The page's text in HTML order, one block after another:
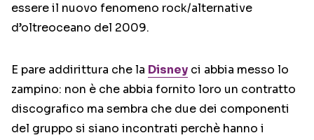
essere il nuovo fenomeno rock/alternative
d’oltreoceano del 2009.
E pare addirittura che la Disney ci abbia messo lo
zampino: non è che abbia fornito loro un contratto
discografico ma sembra che due dei componenti
del gruppo si siano incontrati perchè hanno i